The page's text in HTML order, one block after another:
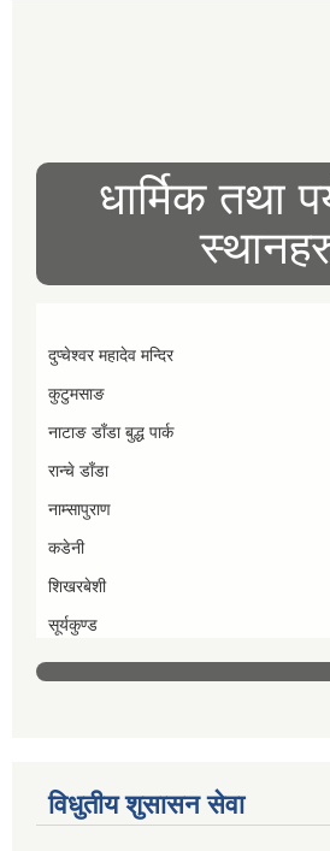
धार्मिक तथा
दुप्चेश्वर महादेव मन्दिर
कुटुमसाङ
नाटाङ डाँडा बुद्ध पार्क
रान्चे डाँडा
नाम्सापुराण
कडेनी
शिखरबेशी
सूर्यकुण्ड
विधुतीय शुसासन सेवा